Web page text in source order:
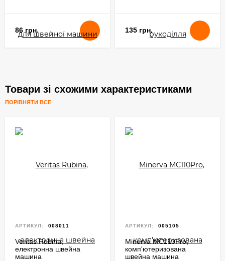
86 грн. 135 грн.
Товари зі схожими характеристиками
ПОРІВНЯТИ ВСЕ
АРТИКУЛ: 008011
Veritas Rubina,
електронна швейна
машина
АРТИКУЛ: 005105
Minerva MC110Pro,
комп'ютеризована
швейна машина